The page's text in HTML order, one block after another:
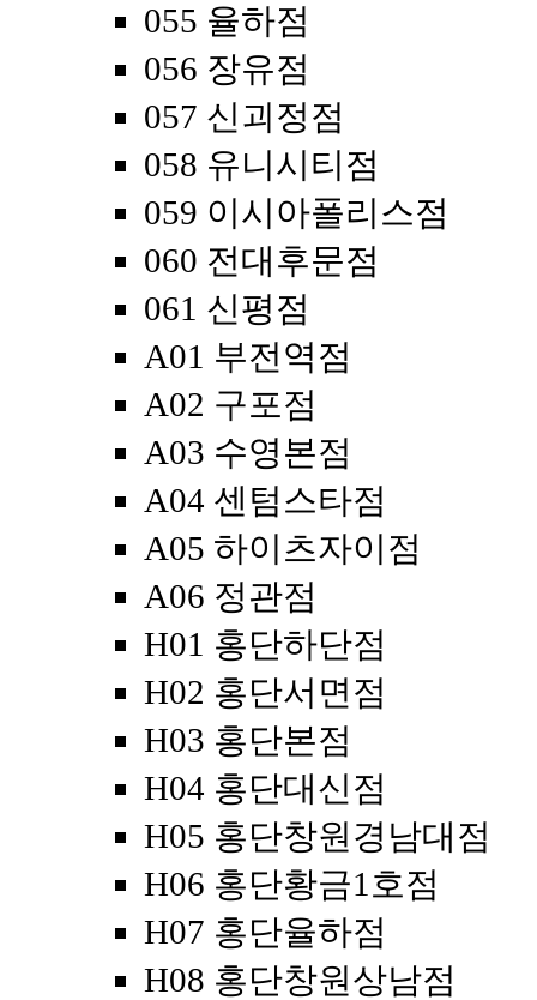
055 율하점
056 장유점
057 신괴정점
058 유니시티점
059 이시아폴리스점
060 전대후문점
061 신평점
A01 부전역점
A02 구포점
A03 수영본점
A04 센텀스타점
A05 하이츠자이점
A06 정관점
H01 홍단하단점
H02 홍단서면점
H03 홍단본점
H04 홍단대신점
H05 홍단창원경남대점
H06 홍단황금1호점
H07 홍단율하점
H08 홍단창원상남점